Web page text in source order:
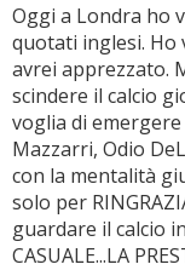
Oggi a Londra ho
quotati inglesi. Ho
avrei apprezzato.
scindere il calcio
voglia di
Mazzarri, Odio
con la mentalità
solo per
guardare il calcio
CASUALE...LA